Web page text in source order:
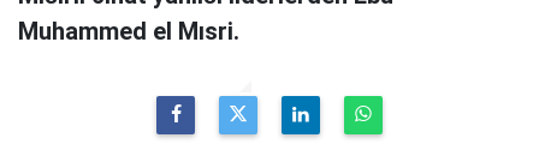
Muhammed el Mısri.